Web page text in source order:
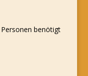
benötigt